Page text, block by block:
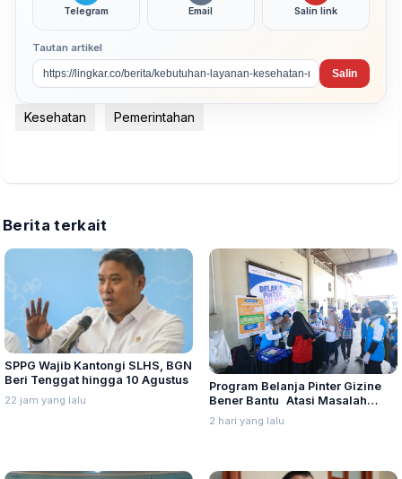
Telegram Email Salin link
Tautan artikel
Salin
Kesehatan Pemerintahan
Berita terkait
SPPG Wajib Kantongi SLHS, BGN
Beri Tenggat hingga 10 Agustus
22 jam yang lalu
Program Belanja Pinter Gizine
Bener Bantu Atasi Masalah
Stunting di Kudus
2 hari yang lalu